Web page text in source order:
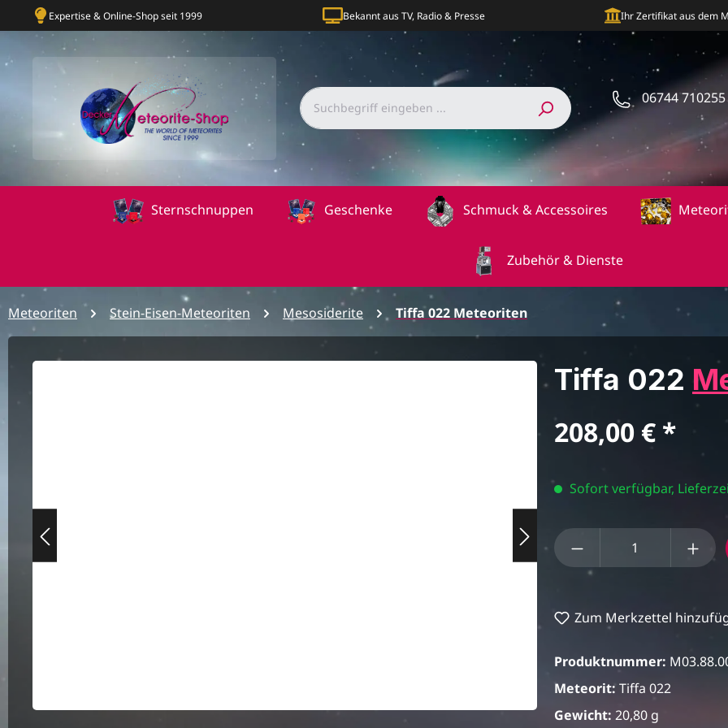
Expertise & Online-Shop seit 1999 Bekannt aus TV, Radio & Presse Ihr Zertifikat aus dem
06744 710255
Sternschnuppen Geschenke Schmuck & Accessoires
Zubehör & Dienste
Meteoriten Stein-Eisen-Meteoriten Mesosiderite Tiffa 022 Meteoriten
Bildergalerie überspringen Tiffa 022
Regulärer Preis:
208,00 €
Sofort verfügbar,
Produkt Anzahl:
Zum Merkzettel
Produktnummer:
Meteorit: Tiffa 022
Gewicht: 20,80 g